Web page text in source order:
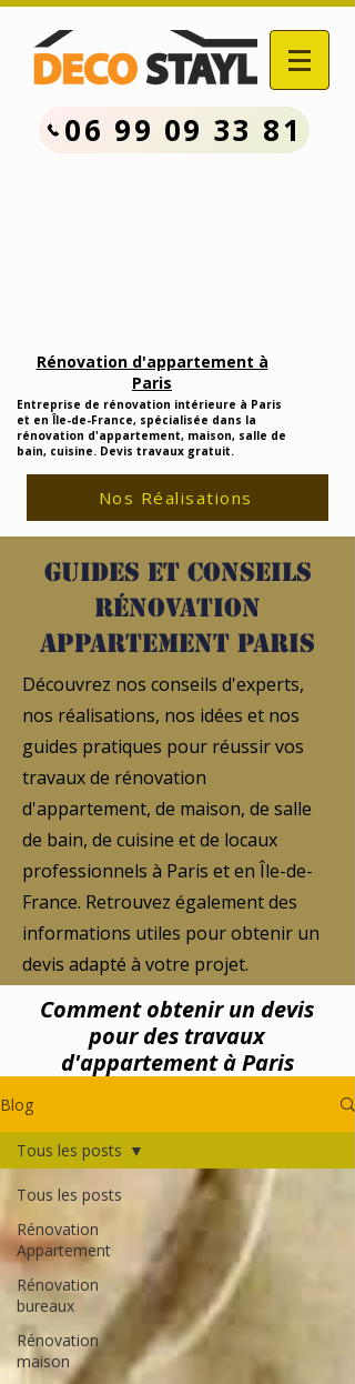
06 99 09 33 81
Rénovation d'appartement à
Paris
Entreprise de rénovation intérieure à Paris
et en Île-de-France, spécialisée dans la
rénovation d'appartement, maison, salle de
bain, cuisine. Devis travaux gratuit.
Nos Réalisations
Guides et conseils
rénovation
appartement Paris
Découvrez nos conseils d'experts,
nos réalisations, nos idées et nos
guides pratiques pour réussir vos
travaux de rénovation
d'appartement, de maison, de salle
de bain, de cuisine et de locaux
professionnels à Paris et en Île-de-
France. Retrouvez également des
informations utiles pour obtenir un
devis adapté à votre projet.
Comment obtenir un devis
pour des travaux
d'appartement à Paris
Blog
Tous les posts
Rénovation
Appartement
Rénovation
bureaux
Rénovation
maison
Tous les posts